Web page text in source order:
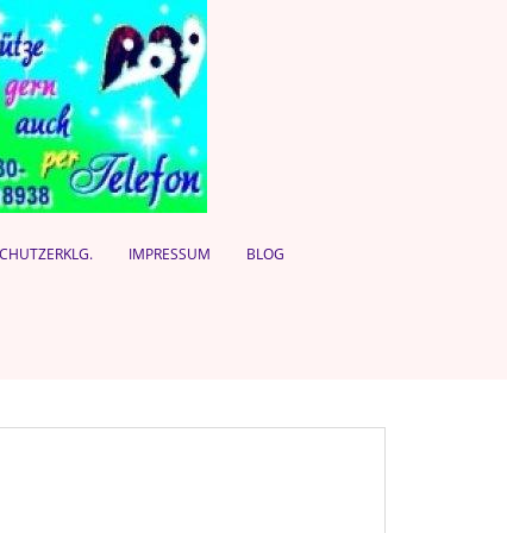
IMPRESSUM BLOG